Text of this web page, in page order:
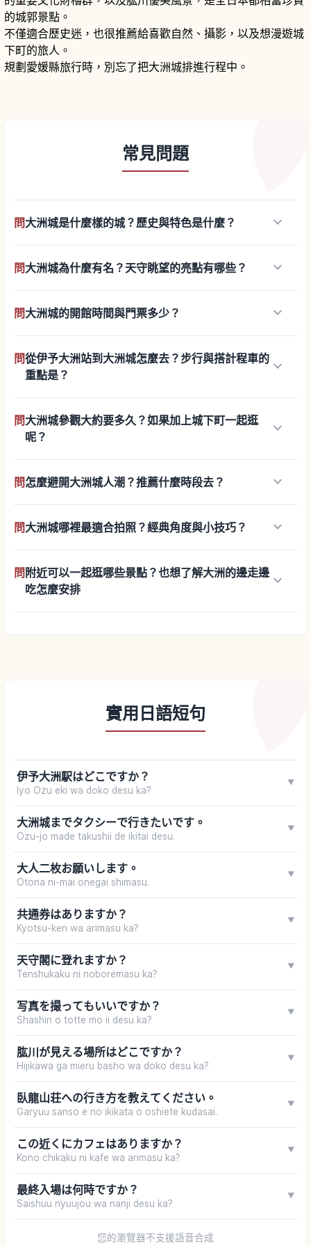
的城郭景點。
不僅適合歷史迷，也很推薦給喜歡自然、攝影，以及想漫遊城
下町的旅人。
規劃愛媛縣旅行時，別忘了把大洲城排進行程中。
常見問題
問大洲城是什麼樣的城？歷史與特色是什麼？ keyboard_arrow_down
問大洲城為什麼有名？天守眺望的亮點有哪些？ keyboard_arrow_down
問大洲城的開館時間與門票多少？ keyboard_arrow_down
問從伊予大洲站到大洲城怎麼去？步行與搭計程車的
重點是？
keyboard_arrow_down
問大洲城參觀大約要多久？如果加上城下町一起逛
呢？
keyboard_arrow_down
問怎麼避開大洲城人潮？推薦什麼時段去？ keyboard_arrow_down
問大洲城哪裡最適合拍照？經典角度與小技巧？ keyboard_arrow_down
問附近可以一起逛哪些景點？也想了解大洲的邊走邊
吃怎麼安排
keyboard_arrow_down
實用日語短句
伊予大洲駅はどこですか？
Iyo Ozu eki wa doko desu ka?
▼
大洲城までタクシーで行きたいです。
Ozu-jo made takushii de ikitai desu.
▼
大人二枚お願いします。
Otona ni-mai onegai shimasu.
▼
共通券はありますか？
Kyotsu-ken wa arimasu ka?
▼
天守閣に登れますか？
Tenshukaku ni noboremasu ka?
▼
写真を撮ってもいいですか？
Shashin o totte mo ii desu ka?
▼
肱川が見える場所はどこですか？
Hijikawa ga mieru basho wa doko desu ka?
▼
臥龍山荘への行き方を教えてください。
Garyuu sanso e no ikikata o oshiete kudasai.
▼
この近くにカフェはありますか？
Kono chikaku ni kafe wa arimasu ka?
▼
最終入場は何時ですか？
Saishuu nyuujou wa nanji desu ka?
▼
您的瀏覽器不支援語音合成